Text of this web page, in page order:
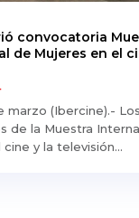
convocatoria
de Mujeres en el
marzo (Ibercine).- Los
de la Muestra
y la televisión...